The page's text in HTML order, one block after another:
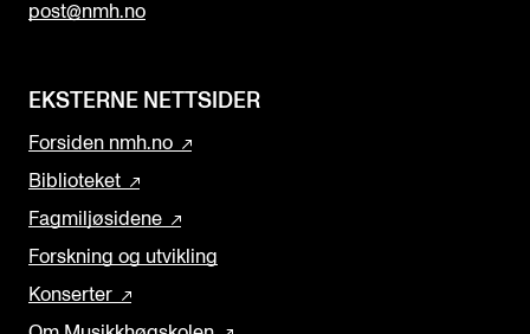
post@nmh.no
EKSTERNE NETTSIDER
Forsiden nmh.no
Biblioteket
Fagmiljøsidene
Forskning og utvikling
Konserter